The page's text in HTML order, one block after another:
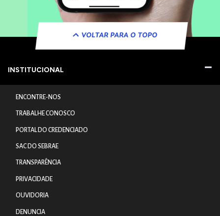
VOLTAR PARA O TOPO
INSTITUCIONAL
ENCONTRE-NOS
TRABALHE CONOSCO
PORTAL DO CREDENCIADO
SAC DO SEBRAE
TRANSPARÊNCIA
PRIVACIDADE
OUVIDORIA
DENUNCIA